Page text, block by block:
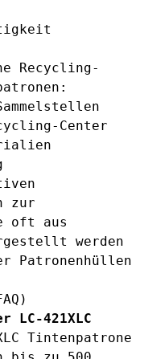
Recycling-
Center
zur
oft aus
werden
Patronenhüllen
421XLC
Tintenpatrone